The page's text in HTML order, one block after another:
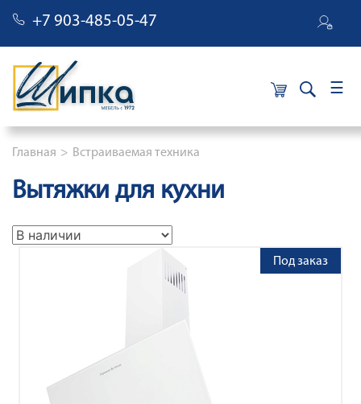
+7 903-485-05-47 ×
Строка навигации
Главная Встраиваемая техника
Вытяжки для кухни
Под заказ